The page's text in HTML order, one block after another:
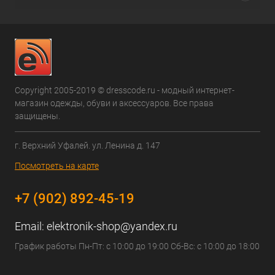
Copyright 2005-2019 © dresscode.ru - модный интернет-
магазин одежды, обуви и аксессуаров. Все права
защищены.
г. Верхний Уфалей. ул. Ленина д. 147
Посмотреть на карте
+7 (902) 892-45-19
Email: elektronik-shop@yandex.ru
График работы Пн-Пт: с 10:00 до 19:00 Сб-Вс: с 10:00 до 18:00